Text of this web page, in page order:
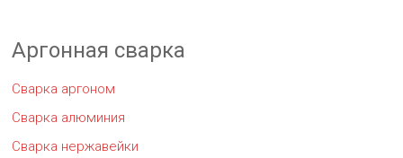
Аргонная сварка
Сварка аргоном
Сварка алюминия
Сварка нержавейки